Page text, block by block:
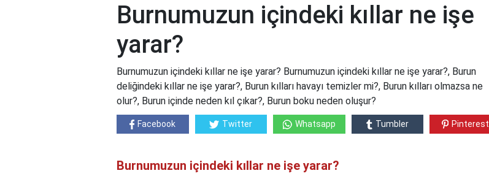
Burnumuzun içindeki kıllar ne işe
yarar?
Burnumuzun içindeki kıllar ne işe yarar? Burnumuzun içindeki kıllar ne işe yarar?, Burun
deliğindeki kıllar ne işe yarar?, Burun kılları havayı temizler mi?, Burun kılları olmazsa ne
olur?, Burun içinde neden kıl çıkar?, Burun boku neden oluşur?
Facebook Twitter Whatsapp Tumbler Pinterest
Burnumuzun içindeki kıllar ne işe yarar?